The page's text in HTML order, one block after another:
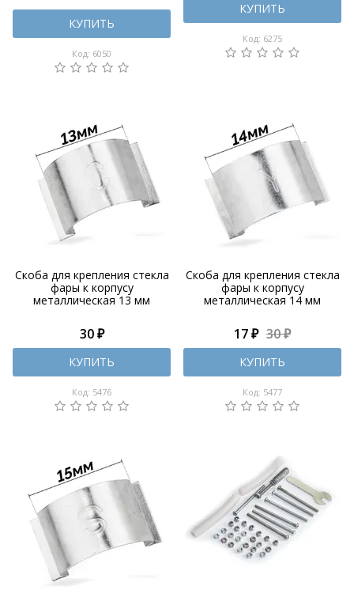
КУПИТЬ
Код: 6050
КУПИТЬ
Код: 6275
Скоба для крепления стекла
фары к корпусу
металлическая 13 мм
30 ₽
КУПИТЬ
Код: 5476
Скоба для крепления стекла
фары к корпусу
металлическая 14 мм
17 ₽ 30 ₽
КУПИТЬ
Код: 5477